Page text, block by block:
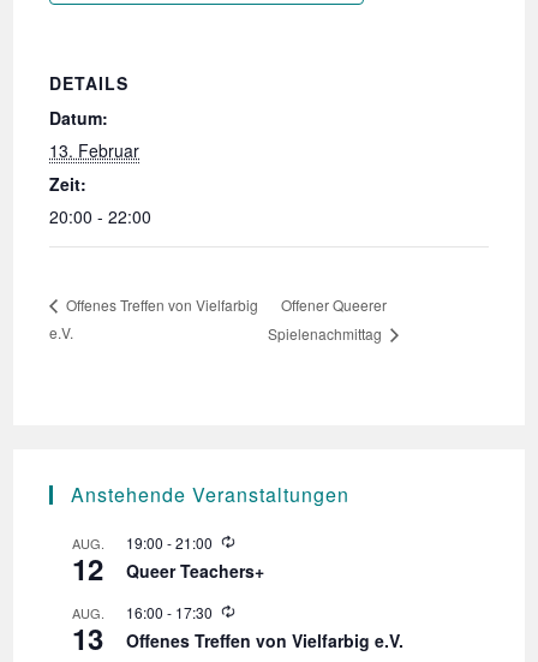
DETAILS
Datum:
13. Februar
Zeit:
20:00 - 22:00
Offenes Treffen von Vielfarbig
e.V.
Offener Queerer
Spielenachmittag
Anstehende Veranstaltungen
AUG.
12
19:00 -21:00
W
e
e
r
Queer Teachers+
AUG.
13
16:00 - 17:30
W
e
Offenes Treffen von Vielfarbig e.V.